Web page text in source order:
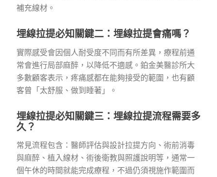
補充線材。
埋線拉提必知關鍵二：埋線拉提會痛嗎？
實際感受會因個人耐受度不同而有所差異，療程前通
常會進行局部麻醉，以降低不適感。鉑金美醫診所大
多數顧客表示，疼痛感都在能夠接受的範圍，也有顧
客曾「太舒服、做到睡著」。
埋線拉提必知關鍵三：埋線拉提流程需要多
久？
常見流程包含：醫師評估與設計拉提方向、術前消毒
與麻醉、植入線材、術後衛教與照護說明等，通常一
個午休的時間就能完成療程，不過仍須視施作範圍而